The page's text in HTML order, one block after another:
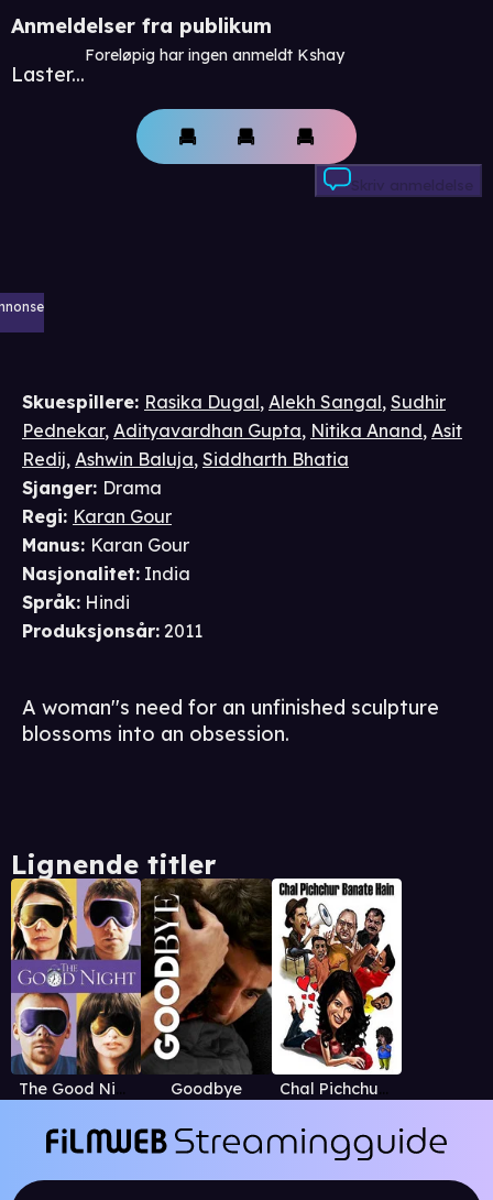
Anmeldelser fra publikum
Laster...
Foreløpig har ingen anmeldt Kshay
Skriv anmeldelse
Skuespillere: Rasika Dugal, Alekh Sangal, Sudhir
Pednekar, Adityavardhan Gupta, Nitika Anand, Asit
Redij, Ashwin Baluja, Siddharth Bhatia
Sjanger: Drama
Regi: Karan Gour
Manus: Karan Gour
Nasjonalitet: India
Språk: Hindi
Produksjonsår: 2011
A woman''s need for an unfinished sculpture
blossoms into an obsession.
Lignende titler
The Good Night Goodbye Chal Pichchur Banate Hain